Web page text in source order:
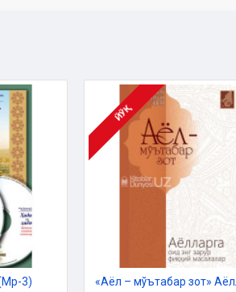
ишлари бўйича қўмитанинг
тайёрланди.
3)
ЙЎҚ